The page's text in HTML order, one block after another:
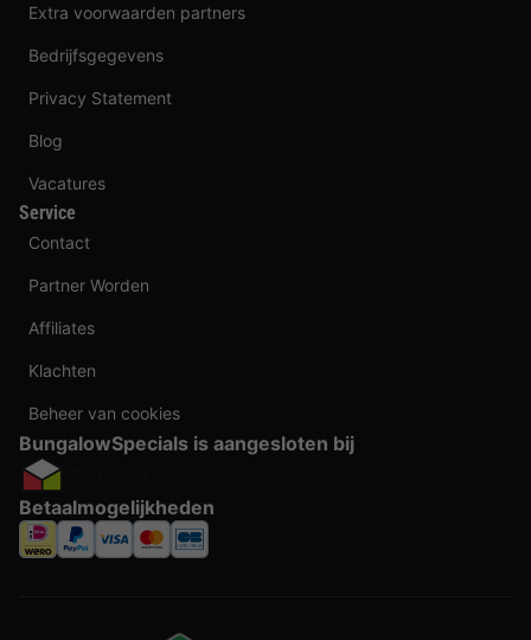
Extra voorwaarden partners
Bedrijfsgegevens
Privacy Statement
Blog
Vacatures
Service
Contact
Partner Worden
Affiliates
Klachten
Beheer van cookies
BungalowSpecials is aangesloten bij
Betaalmogelijkheden